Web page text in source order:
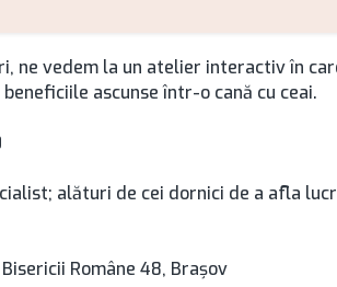
ne vedem la un atelier interactiv în
ascunse într-o cană cu ceai.
alături de cei dornici de a afla
Române 48, Brașov